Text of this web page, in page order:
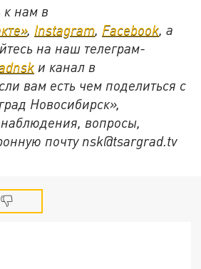
к нам в
, Instagram Facebook , а
на наш телеграм-
и канал в
вам есть чем поделиться с
Новосибирск»,
вопросы,
почту nsk@tsargrad.tv